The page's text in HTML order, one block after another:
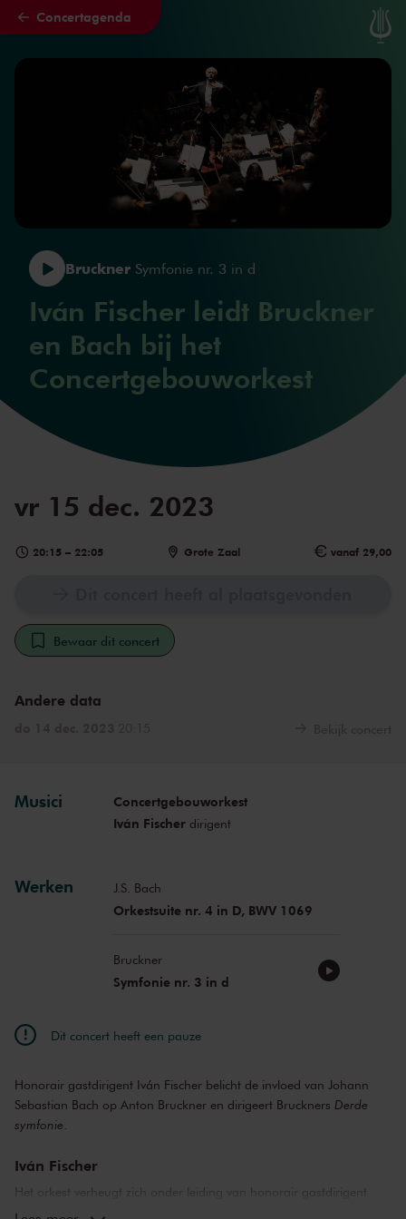
Naar hoofdcontent
Concertagenda
Bruckner Symfonie nr. 3 in d
Iván Fischer leidt Bruckner
en Bach bij het
Concertgebouworkest
vr 15 dec. 2023
20:15 – 22:05 Grote Zaal vanaf 29,00
Bewaar dit concert
Andere data
Musici
Concertgebouworkest
Iván Fischerdirigent
Werken J.S. Bach
Orkestsuite nr. 4 in D, BWV 1069
Bruckner
Symfonie nr. 3 in d
Dit concert heeft een pauze
Honorair gastdirigent Iván Fischer belicht de invloed van Johann
Sebastian Bach op Anton Bruckner en dirigeert Bruckners Derde
symfonie
Iván Fischer
Het orkest verheugt zich onder leiding van honorair gastdirigent
Iván Fischer op Bruckners